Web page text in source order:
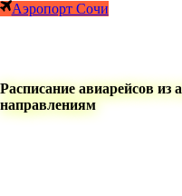
Аэропорт Сочи
Расписание авиарейсов из
направлениям